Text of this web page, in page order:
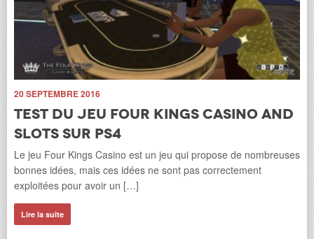
20 SEPTEMBRE 2016
Test du jeu Four Kings Casino and
Slots sur PS4
Le jeu Four Kings Casino est un jeu qui propose de nombreuses
bonnes idées, mais ces idées ne sont pas correctement
exploitées pour avoir un […]
Lire la suite